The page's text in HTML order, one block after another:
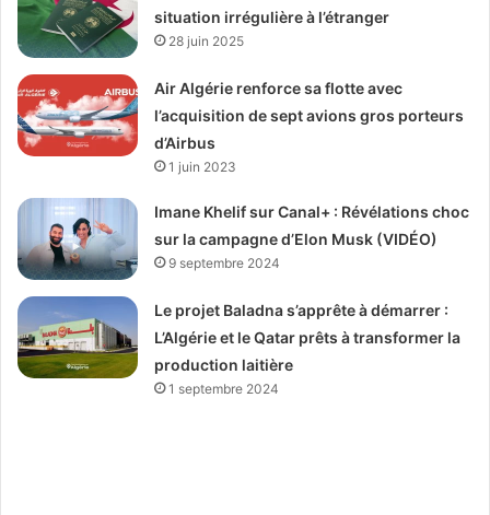
situation irrégulière à l’étranger
28 juin 2025
Air Algérie renforce sa flotte avec
l’acquisition de sept avions gros porteurs
d’Airbus
1 juin 2023
Imane Khelif sur Canal+ : Révélations choc
sur la campagne d’Elon Musk (VIDÉO)
9 septembre 2024
Le projet Baladna s’apprête à démarrer :
L’Algérie et le Qatar prêts à transformer la
production laitière
1 septembre 2024